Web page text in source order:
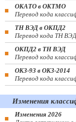
ОКАТО в ОКТМО
Перевод кода
ТН ВЭД в ОКПД2
Перевод кода ТН
ОКПД2 в ТН ВЭД
Перевод кода
ОКЗ-93 в ОКЗ-2014
Перевод кода
Изменения
Изменения 2026